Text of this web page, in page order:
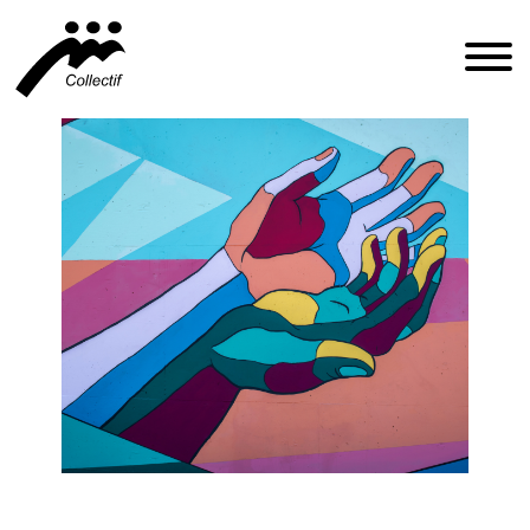
FRANÇAIS
ENGLISH
ESPAÑOL
INFO@CFIQ.CA
(514) 279-4246